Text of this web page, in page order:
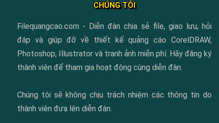
CHÚNG TÔI
Filequangcao.com - Diễn đàn chia sẻ file, giao lưu, hỏi
đáp và giúp đỡ về thiết kế quảng cáo CorelDRAW,
Photoshop, Illustrator và tranh ảnh miễn phí. Hãy đăng ký
thành viên để tham gia hoạt động cùng diễn đàn.
Chúng tôi sẽ không chịu trách nhiệm các thông tin do
thành viên đưa lên diễn đàn.